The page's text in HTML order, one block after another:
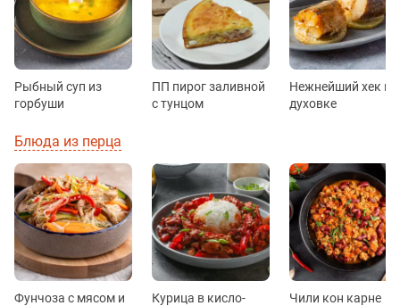
Рыбный суп из
горбуши
ПП пирог заливной
с тунцом
Нежнейший хек в
духовке
Блюда из перца
Фунчоза с мясом и
Курица в кисло-
Чили кон карне